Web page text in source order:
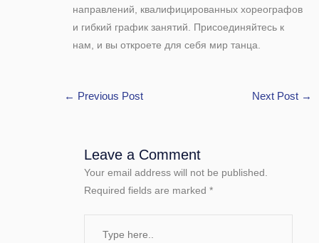
направлений, квалифицированных хореографов
и гибкий график занятий. Присоединяйтесь к
нам, и вы откроете для себя мир танца.
← Previous Post Next Post →
Leave a Comment
Your email address will not be published.
Required fields are marked *
here..